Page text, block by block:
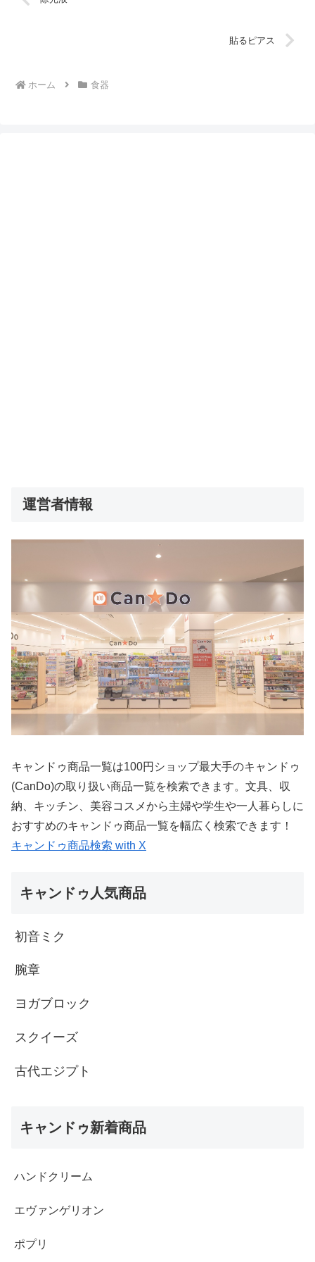
貼るピアス
ホーム 食器
運営者情報
キャンドゥ商品一覧は100円ショップ最大手のキャンドゥ
(CanDo)の取り扱い商品一覧を検索できます。文具、収
納、キッチン、美容コスメから主婦や学生や一人暮らしに
おすすめのキャンドゥ商品一覧を幅広く検索できます！
キャンドゥ商品検索 with X
キャンドゥ人気商品
初音ミク
腕章
ヨガブロック
スクイーズ
古代エジプト
キャンドゥ新着商品
ハンドクリーム
エヴァンゲリオン
ポプリ